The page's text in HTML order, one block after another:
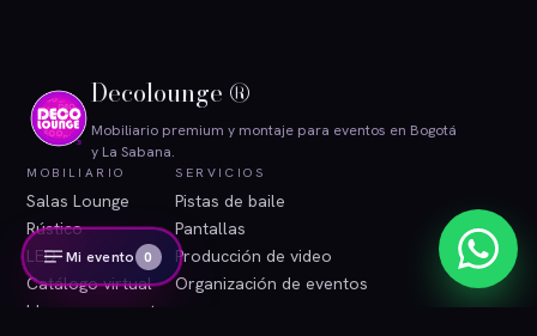
Decolounge ®
Mobiliario premium y montaje para eventos en Bogotá
y La Sabana.
MOBILIARIO
Salas Lounge
Rústico
LED
Catálogo virtual
Ideas para eventos
SERVICIOS
Pistas de baile
Pantallas
Producción de video
Organización de eventos
Mi evento 0